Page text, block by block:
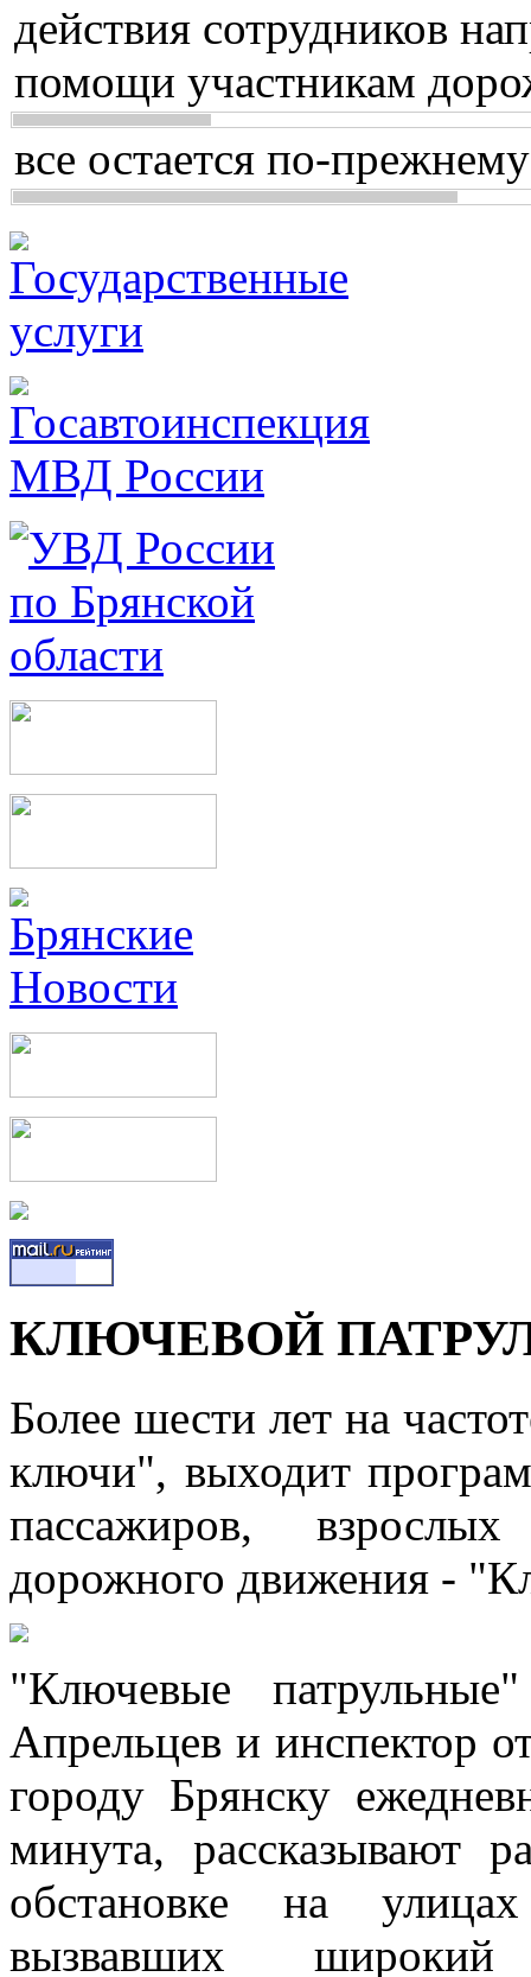
действия сотрудников
помощи участникам
все остается по-
КЛЮЧЕВОЙ
Более шести лет на
ключи", выходит
пассажиров,
дорожного движения -
"Ключевые
Апрельцев и
городу Брянску
минута, рассказывают
обстановке на
вызвавших широкий